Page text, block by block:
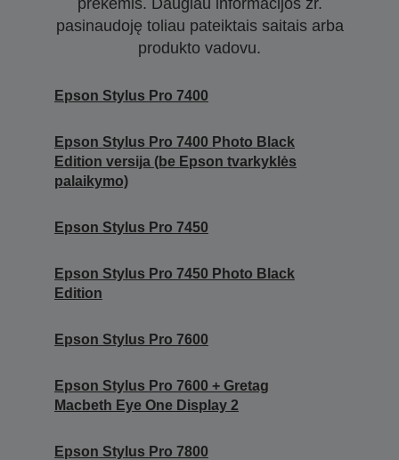
pasinaudoję toliau pateiktais saitais arba
produkto vadovu.
Epson Stylus Pro 7400
Epson Stylus Pro 7400 Photo Black
Edition versija (be Epson tvarkyklės
palaikymo)
Epson Stylus Pro 7450
Epson Stylus Pro 7450 Photo Black
Edition
Epson Stylus Pro 7600
Epson Stylus Pro 7600 + Gretag
Macbeth Eye One Display 2
Epson Stylus Pro 7800